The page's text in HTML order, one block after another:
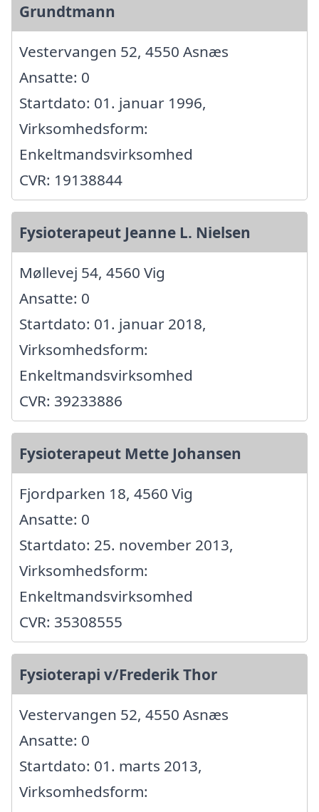
Grundtmann
Vestervangen 52, 4550 Asnæs
Ansatte: 0
Startdato: 01. januar 1996,
Virksomhedsform:
Enkeltmandsvirksomhed
CVR: 19138844
Fysioterapeut Jeanne L. Nielsen
Møllevej 54, 4560 Vig
Ansatte: 0
Startdato: 01. januar 2018,
Virksomhedsform:
Enkeltmandsvirksomhed
CVR: 39233886
Fysioterapeut Mette Johansen
Fjordparken 18, 4560 Vig
Ansatte: 0
Startdato: 25. november 2013,
Virksomhedsform:
Enkeltmandsvirksomhed
CVR: 35308555
Fysioterapi v/Frederik Thor
Vestervangen 52, 4550 Asnæs
Ansatte: 0
Startdato: 01. marts 2013,
Virksomhedsform: